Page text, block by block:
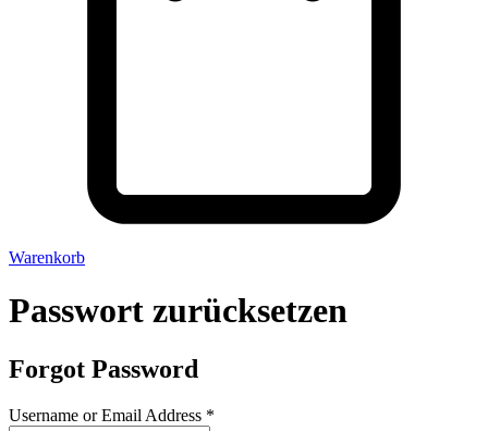
Warenkorb
Passwort zurücksetzen
Forgot Password
Username or Email Address *